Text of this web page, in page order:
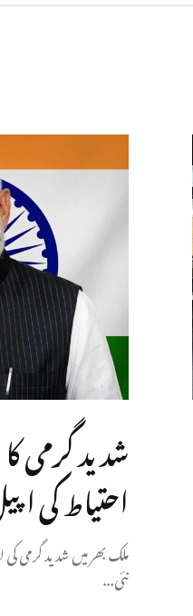
شدید گرمی
احتیاط کی
ملک بھر میں شدید گرمی
نئی...